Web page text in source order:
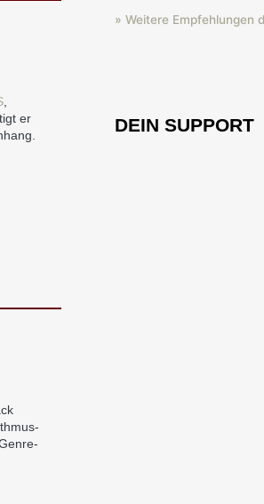
er
» Weitere Empfehlungen
DEIN SUPPORT